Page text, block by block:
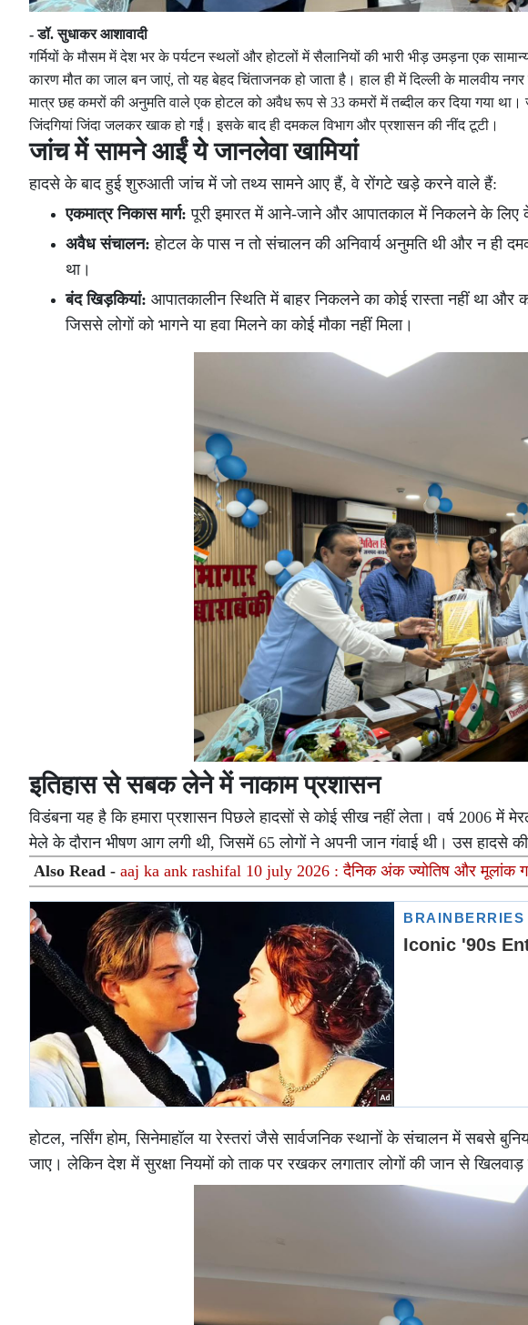
- डॉ. सुधाकर आशावादी
गर्मियों के मौसम में देश भर के पर्यटन स्थलों और होटलों में सैलानियों की भारी भीड़ उमड़ना एक
कारण मौत का जाल बन जाएं, तो यह बेहद चिंताजनक हो जाता है। हाल ही में दिल्ली के मालवीय
मात्र छह कमरों की अनुमति वाले एक होटल को अवैध रूप से 33 कमरों में तब्दील कर दिया गया था।
जिंदगियां जिंदा जलकर खाक हो गईं। इसके बाद ही दमकल विभाग और प्रशासन की नींद टूटी।
जांच में सामने आईं ये जानलेवा खामियां
हादसे के बाद हुई शुरुआती जांच में जो तथ्य सामने आए हैं, वे रोंगटे खड़े करने वाले हैं:
एकमात्र निकास मार्ग: पूरी इमारत में आने-जाने और आपातकाल में निकलने के लिए
अवैध संचालन: होटल के पास न तो संचालन की अनिवार्य अनुमति थी और न ही
था।
बंद खिड़कियां: आपातकालीन स्थिति में बाहर निकलने का कोई रास्ता नहीं था और
जिससे लोगों को भागने या हवा मिलने का कोई मौका नहीं मिला।
इतिहास से सबक लेने में नाकाम प्रशासन
विडंबना यह है कि हमारा प्रशासन पिछले हादसों से कोई सीख नहीं लेता। वर्ष 2006 में
मेले के दौरान भीषण आग लगी थी, जिसमें 65 लोगों ने अपनी जान गंवाई थी। उस हादसे
Also Read - aaj ka ank rashifal 10 july 2026 : दैनिक अंक ज्योतिष और मूलांक
होटल, नर्सिंग होम, सिनेमाहॉल या रेस्तरां जैसे सार्वजनिक स्थानों के संचालन में सबसे
जाए। लेकिन देश में सुरक्षा नियमों को ताक पर रखकर लगातार लोगों की जान से खिलवाड़